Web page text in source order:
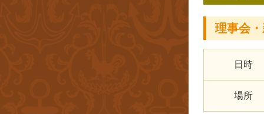
理事会
日時
場所